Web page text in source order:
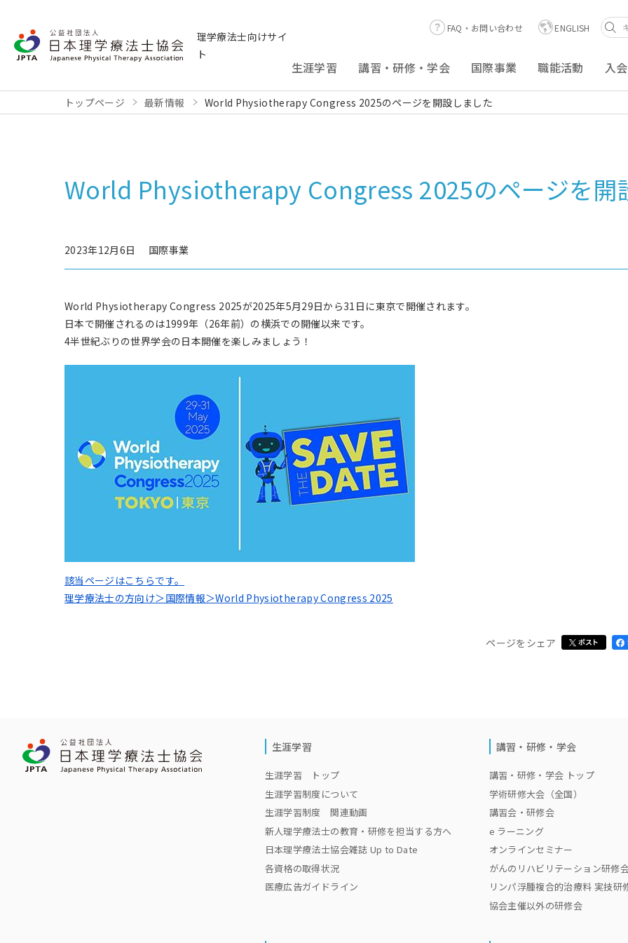
理学療法士向けサイ
ト
生涯学習 講習・研修・学会 国際事業 職能活動 入
FAQ・お問い合わせ ENGLISH
トップページ 最新情報 World Physiotherapy Congress 2025のページを開設しました
World Physiotherapy Congress 2025のページを開
2023年12月6日 国際事業
World Physiotherapy Congress 2025が2025年5月29日から31日に東京で開催されます。
日本で開催されるのは1999年（26年前）の横浜での開催以来です。
4半世紀ぶりの世界学会の日本開催を楽しみましょう！
該当ページはこちらです。
理学療法士の方向け＞国際情報＞World Physiotherapy Congress 2025
ページをシェア
生涯学習
生涯学習 トップ
生涯学習制度について
生涯学習制度 関連動画
新人理学療法士の教育・研修を担当する方へ
日本理学療法士協会雑誌 Up to Date
各資格の取得状況
医療広告ガイドライン
講習・研修・学会
講習・研修・学会 トップ
学術研修大会（全国）
講習会・研修会
e ラーニング
オンラインセミナー
がんのリハビリテーション研修
リンパ浮腫複合的治療料 実技研
協会主催以外の研修会